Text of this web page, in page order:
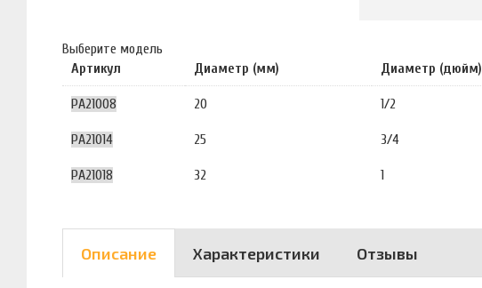
Выберите модель
Артикул
Диаметр (мм) Диаметр (дюйм)
PA21008 20 1/2
PA21014 25 3/4
PA21018 32 1
Описание Характеристики Отзывы